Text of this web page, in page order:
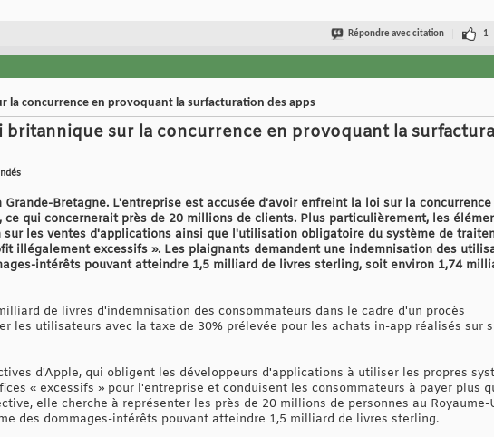
Répondre avec citation 1
la concurrence en provoquant la surfacturation des apps
britannique sur la concurrence en provoquant la
Bretagne. L'entreprise est accusée d'avoir enfreint la loi sur la concurrence
qui concernerait près de 20 millions de clients. Plus particulièrement, les
les ventes d'applications ainsi que l'utilisation obligatoire du système de
illégalement excessifs ». Les plaignants demandent une indemnisation des
intérêts pouvant atteindre 1,5 milliard de livres sterling, soit environ 1,74
de livres d'indemnisation des consommateurs dans le cadre d'un procès
les utilisateurs avec la taxe de 30% prélevée pour les achats in-app réalisés sur
d'Apple, qui obligent les développeurs d'applications à utiliser les propres
« excessifs » pour l'entreprise et conduisent les consommateurs à payer plus
elle cherche à représenter les près de 20 millions de personnes au Royaume-
des dommages-intérêts pouvant atteindre 1,5 milliard de livres sterling.